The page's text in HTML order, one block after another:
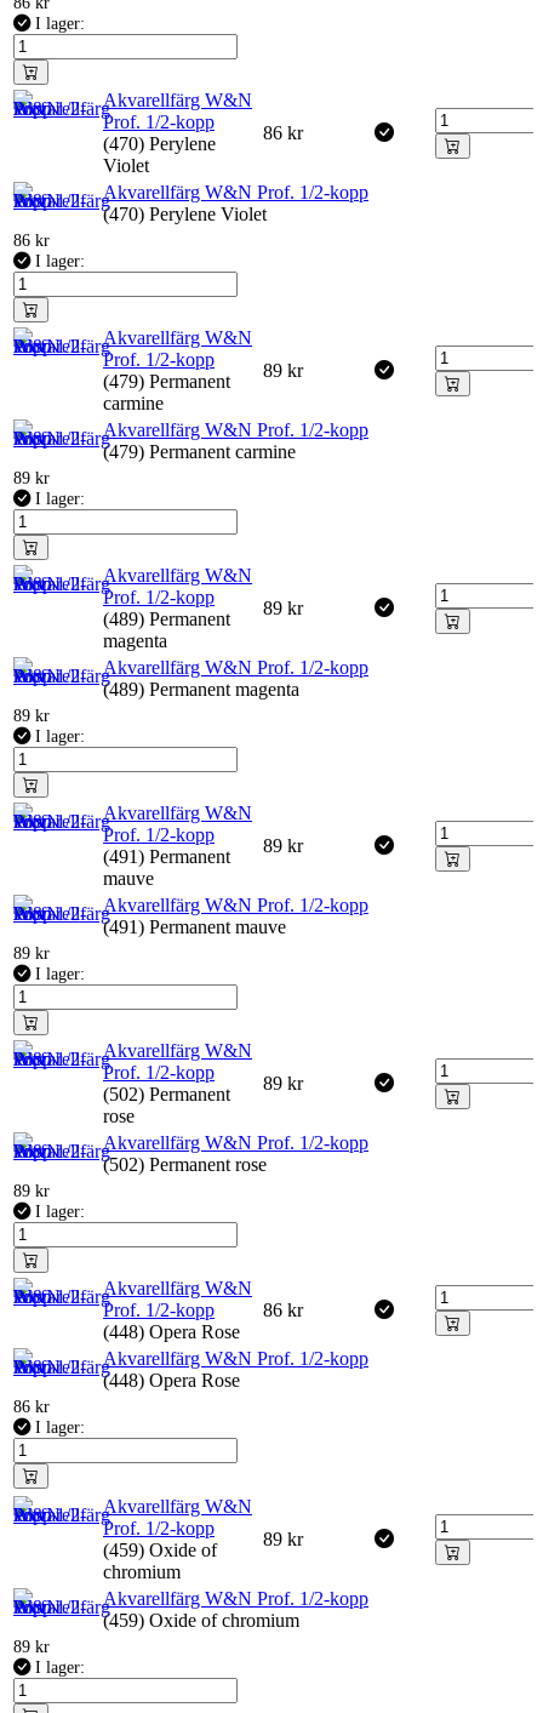
I lager:
Akvarellfärg W&N
Prof. 1/2-kopp
(470) Perylene
Violet
86 kr
Akvarellfärg W&N Prof. 1/2-kopp
(470) Perylene Violet
86 kr
I lager:
Akvarellfärg W&N
Prof. 1/2-kopp
(479) Permanent
carmine
89 kr
Akvarellfärg W&N Prof. 1/2-kopp
(479) Permanent carmine
89 kr
I lager:
Akvarellfärg W&N
Prof. 1/2-kopp
(489) Permanent
magenta
89 kr
Akvarellfärg W&N Prof. 1/2-kopp
(489) Permanent magenta
89 kr
I lager:
Akvarellfärg W&N
Prof. 1/2-kopp
(491) Permanent
mauve
89 kr
Akvarellfärg W&N Prof. 1/2-kopp
(491) Permanent mauve
89 kr
I lager:
Akvarellfärg W&N
Prof. 1/2-kopp
(502) Permanent
rose
89 kr
Akvarellfärg W&N Prof. 1/2-kopp
(502) Permanent rose
89 kr
I lager:
Akvarellfärg W&N
Prof. 1/2-kopp
(448) Opera Rose
86 kr
Akvarellfärg W&N Prof. 1/2-kopp
(448) Opera Rose
86 kr
I lager:
Akvarellfärg W&N
Prof. 1/2-kopp
(459) Oxide of
chromium
89 kr
Akvarellfärg W&N Prof. 1/2-kopp
(459) Oxide of chromium
89 kr
I lager: